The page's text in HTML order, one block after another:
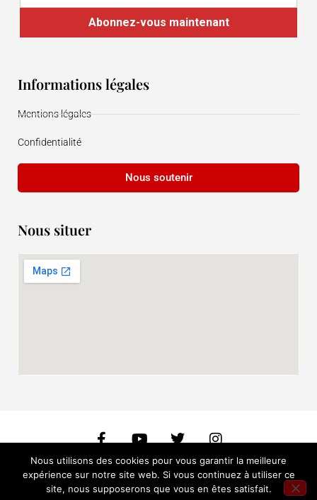
Informations légales
Mentions légales
Confidentialité
Nous soutenir
Nous situer
Copyright 2026 © Les Têtes de Bois I Crédit : Webmaster WordPress
Nous utilisons des cookies pour vous garantir la meilleure
expérience sur notre site web. Si vous continuez à utiliser ce
site, nous supposerons que vous en êtes satisfait.